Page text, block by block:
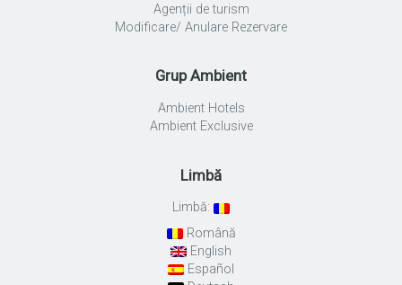
Agenții de turism
Modificare/ Anulare Rezervare
Grup Ambient
Ambient Hotels
Ambient Exclusive
Limbă
Limbă:
Română
English
Español